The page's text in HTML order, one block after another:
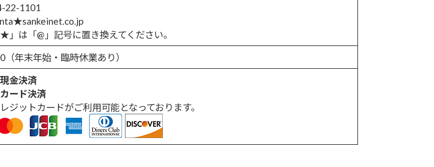
22-1101
は「@」記号に置き換えてください。
年末年始・臨時休業あり）
金決済
ード決済
ジットカードがご利用可能となっております。